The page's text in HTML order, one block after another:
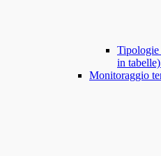
Tipologie
in tabelle)
Monitoraggio